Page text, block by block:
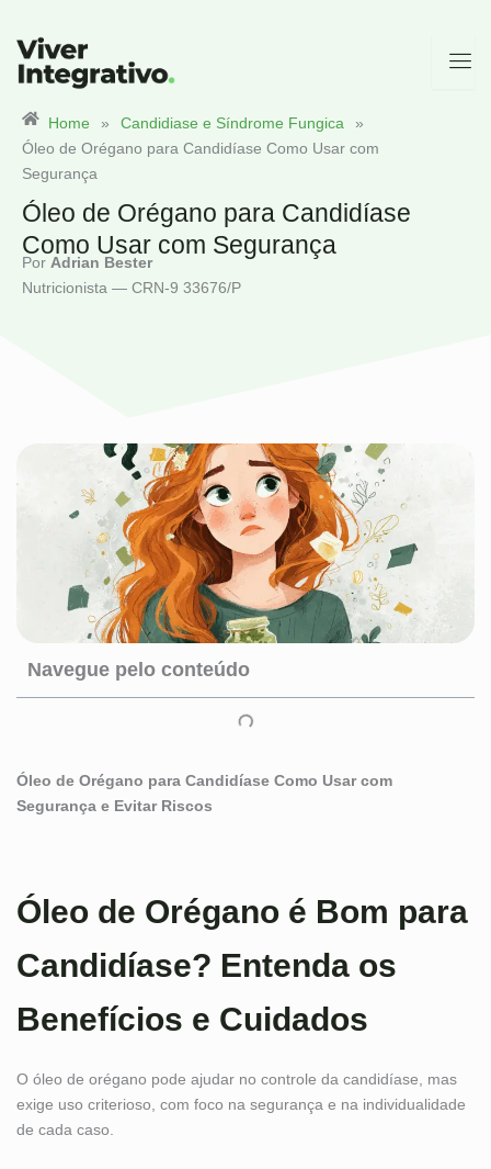
para
conteúdo
Home » Candidiase e Síndrome Fungica
»
Óleo de Orégano para Candidíase Como Usar com
Segurança
Óleo de Orégano para Candidíase
Como Usar com Segurança
Por Adrian Bester
Nutricionista — CRN-9 33676/P
Navegue pelo conteúdo
Óleo de Orégano para Candidíase Como Usar com
Segurança e Evitar Riscos
Óleo de Orégano é Bom para
Candidíase? Entenda os
Benefícios e Cuidados
O óleo de orégano pode ajudar no controle da candidíase, mas
exige uso criterioso, com foco na segurança e na individualidade
de cada caso.